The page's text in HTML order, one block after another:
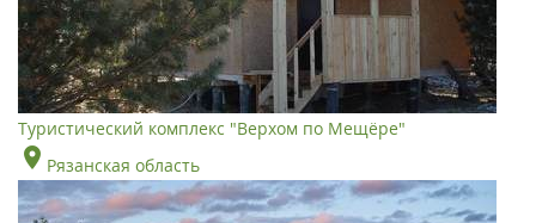
Туристический комплекс "Верхом по Мещёре"
Рязанская область